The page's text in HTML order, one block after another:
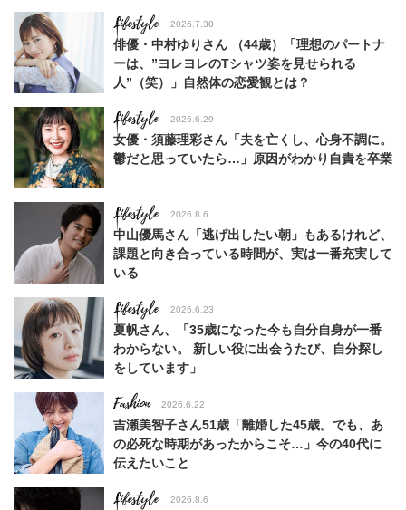
Lifestyle 2026.7.30
俳優・中村ゆりさん （44歳）「理想のパートナ
ーは、”ヨレヨレのTシャツ姿を見せられる
人”（笑）」自然体の恋愛観とは？
Lifestyle 2026.6.29
女優・須藤理彩さん「夫を亡くし、心身不調に。
鬱だと思っていたら…」原因がわかり自責を卒業
Lifestyle 2026.8.6
中山優馬さん「逃げ出したい朝」もあるけれど、
課題と向き合っている時間が、実は一番充実して
いる
Lifestyle 2026.6.23
夏帆さん、「35歳になった今も自分自身が一番
わからない。 新しい役に出会うたび、自分探し
をしています」
Fashion 2026.6.22
吉瀬美智子さん51歳「離婚した45歳。でも、あ
の必死な時期があったからこそ…」今の40代に
伝えたいこと
Lifestyle 2026.8.6